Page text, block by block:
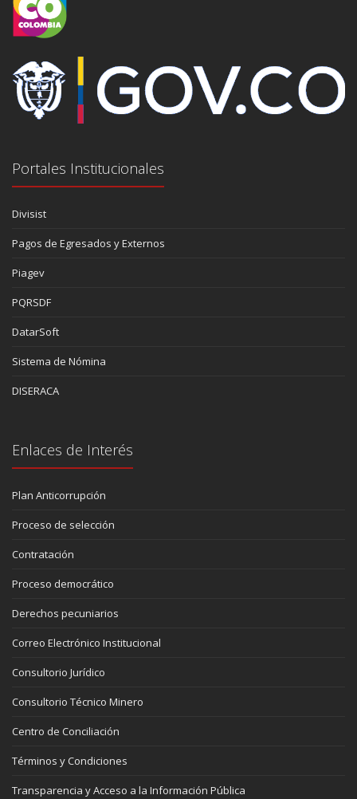
Portales Institucionales
Divisist
Pagos de Egresados y Externos
Piagev
PQRSDF
DatarSoft
Sistema de Nómina
DISERACA
Enlaces de Interés
Plan Anticorrupción
Proceso de selección
Contratación
Proceso democrático
Derechos pecuniarios
Correo Electrónico Institucional
Consultorio Jurídico
Consultorio Técnico Minero
Centro de Conciliación
Términos y Condiciones
Transparencia y Acceso a la Información Pública